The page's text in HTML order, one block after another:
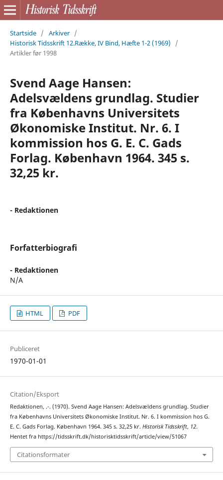
Startside / Arkiver /
Historisk Tidsskrift 12.Række, IV Bind, Hæfte 1-2 (1969)
/
Artikler før 1998
Svend Aage Hansen:
Adelsvældens grundlag. Studier
fra Københavns Universitets
Økonomiske Institut. Nr. 6. I
kommission hos G. E. C. Gads
Forlag. København 1964. 345 s.
32,25 kr.
- Redaktionen
Forfatterbiografi
- Redaktionen
N/A
HTML PDF
Publiceret
1970-01-01
Citation/Eksport
Redaktionen, .-. (1970). Svend Aage Hansen: Adelsvældens grundlag. Studier
fra Københavns Universitets Økonomiske Institut. Nr. 6. I kommission hos G.
E. C. Gads Forlag. København 1964. 345 s. 32,25 kr. Historisk Tidsskrift, 12.
Hentet fra https://tidsskrift.dk/historisktidsskrift/article/view/51067
Citationsformater